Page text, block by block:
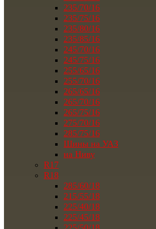
235/70/16
235/75/16
235/80/16
235/85/16
245/70/16
245/75/16
255/65/16
255/70/16
265/65/16
265/70/16
265/75/16
275/70/16
285/75/16
Шины на УАЗ
на Ниву
R17
R18
285/60/18
215/55/18
225/40/18
225/45/18